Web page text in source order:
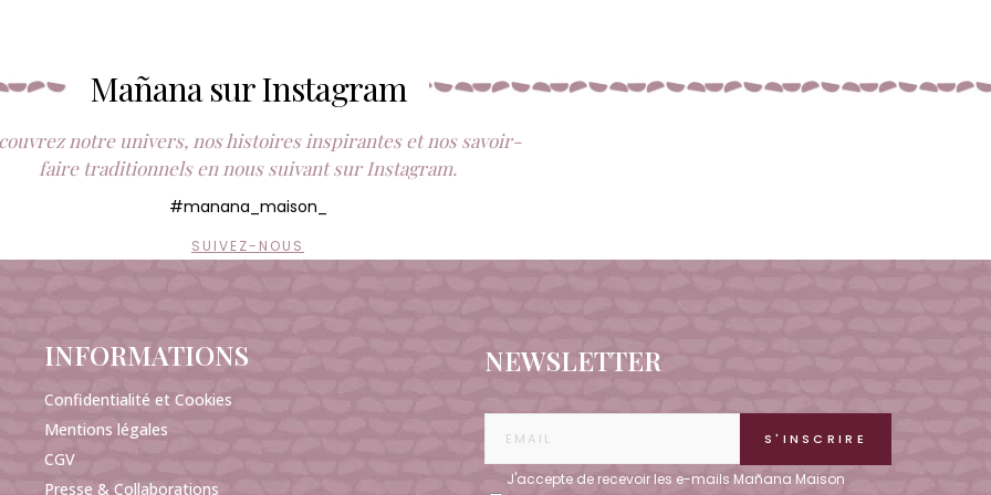
Mañana sur Instagram
notre univers, nos histoires inspirantes et nos savoir-
faire traditionnels en nous suivant sur Instagram.
#manana_maison_
SUIVEZ-NOUS
INFORMATIONS
Confidentialité et Cookies
Mentions légales
CGV
Presse & Collaborations
NEWSLETTER
J'accepte de recevoir les e-mails Mañana Maison